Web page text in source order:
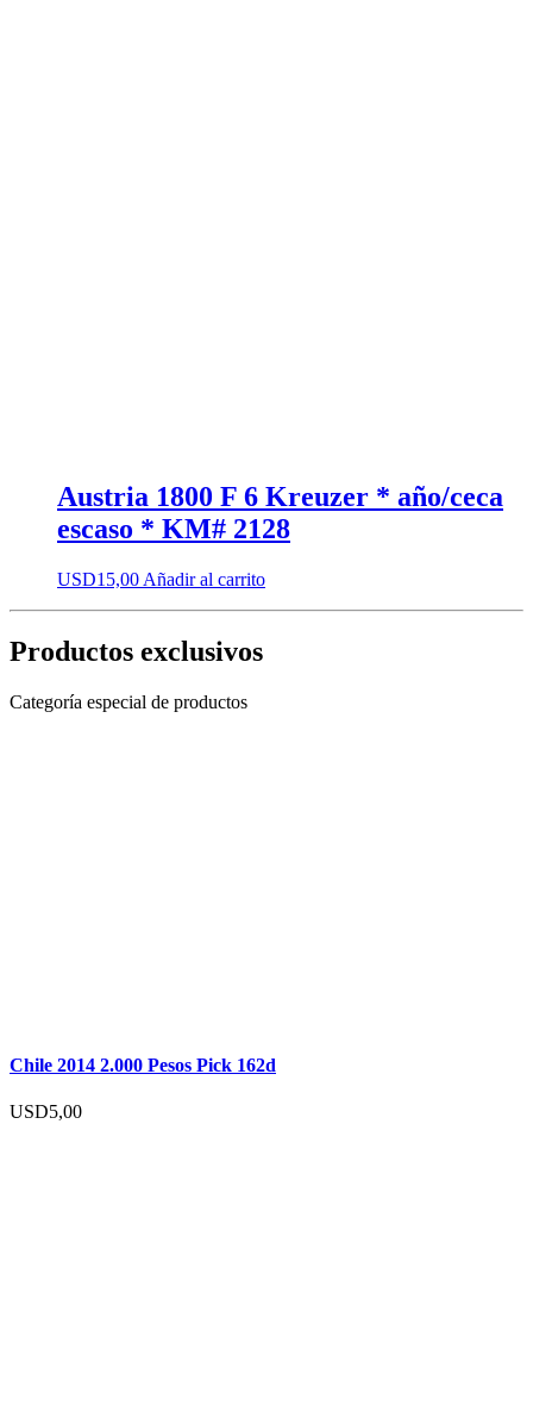
Austria 1800 F 6 Kreuzer * año/ceca
escaso * KM# 2128
USD15,00 Añadir al carrito
Productos exclusivos
Categoría especial de productos
Chile 2014 2.000 Pesos Pick 162d
USD5,00